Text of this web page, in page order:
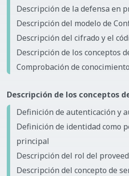
Descripción de la defensa en
Descripción del modelo de
Descripción del cifrado y el
Descripción de los conceptos
Comprobación de conocimiento
Descripción de los conceptos
Definición de autenticación y
Definición de identidad como
principal
Descripción del rol del
Descripción del concepto de